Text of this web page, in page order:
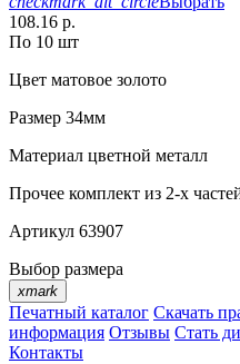
108.16 р.
По 10 шт
Цвет матовое золото
Размер 34мм
Материал цветной металл
Прочее комплект из 2-х
Артикул 63907
Выбор размера
xmark
Печатный каталог Скачать
информация Отзывы Стать
Контакты